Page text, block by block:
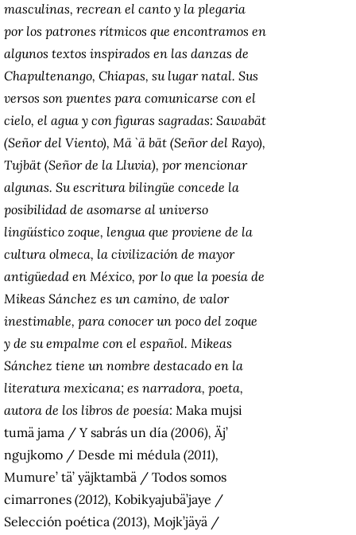
masculinas, recrean el canto y la plegaria
por los patrones rítmicos que encontramos en
algunos textos inspirados en las danzas de
Chapultenango, Chiapas, su lugar natal. Sus
versos son puentes para comunicarse con el
cielo, el agua y con figuras sagradas: Sawabät
(Señor del Viento), Mä `ä bät (Señor del Rayo),
Tujbät (Señor de la Lluvia), por mencionar
algunas. Su escritura bilingüe concede la
posibilidad de asomarse al universo
lingüístico zoque, lengua que proviene de la
cultura olmeca, la civilización de mayor
antigüedad en México, por lo que la poesía de
Mikeas Sánchez es un camino, de valor
inestimable, para conocer un poco del zoque
y de su empalme con el español. Mikeas
Sánchez tiene un nombre destacado en la
literatura mexicana; es narradora, poeta,
autora de los libros de poesía: Maka mujsi
tumä jama / Y sabrás un día (2006), Äj’
ngujkomo / Desde mi médula (2011),
Mumure’ tä’ yäjktambä / Todos somos
cimarrones (2012), Kobikyajubä’jaye /
Selección poética (2013), Mojk’jäyä /